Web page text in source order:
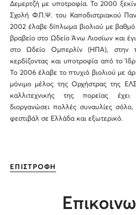
Δεμερτζή με υποτροφία. Το 2000
Σχολή Φ.Π.Ψ. του Καποδιστριακού
2002 έλαβε δίπλωμα βιολιού με
βραβείο στο Ωδείο Άνω Λιοσίων και
στο Ωδείο Ομπερλίν (ΗΠΑ), στην
κερδίζοντας και υποτροφία από το
Το 2006 έλαβε το πτυχιό βιολιού με
μόνιμο μέλος της Ορχήστρας της
καλλιτεχνικής της πορείας έχει
διοργανώσει πολλές συναυλίες
φεστιβάλ σε Ελλάδα και εξωτερικό.
ΕΠΙΣΤΡΟΦΗ